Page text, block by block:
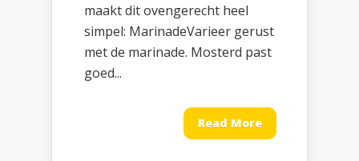
maakt dit ovengerecht heel
simpel: MarinadeVarieer gerust
met de marinade. Mosterd past
goed...
Read More